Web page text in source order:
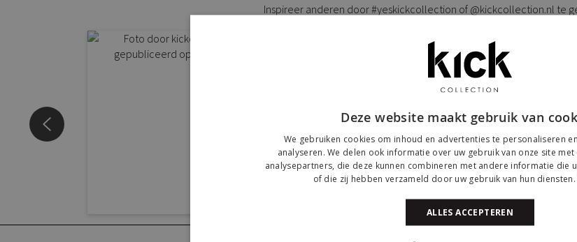
Inspireer anderen door #yeskickcollection of @kickcollection.nl te
Deze website maakt gebruik van
We gebruiken cookies om inhoud en advertenties te personaliseren
analyseren. We delen ook informatie over uw gebruik van onze site
analysepartners, die deze kunnen combineren met andere informatie die
of die zij hebben verzameld door uw gebruik van hun diensten.
ALLES ACCEPTEREN